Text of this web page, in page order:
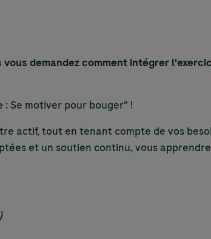
demandez comment intégrer
: Se motiver pour bouger" !
actif, tout en tenant compte de vos
et un soutien continu, vous